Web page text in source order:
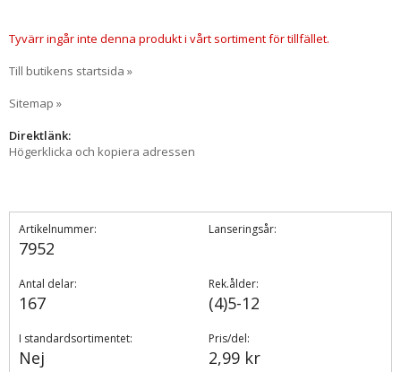
Tyvärr ingår inte denna produkt i vårt sortiment för tillfället.
Till butikens startsida »
Sitemap »
Direktlänk:
Högerklicka och kopiera adressen
Artikelnummer:
7952
Lanseringsår:
Antal delar:
167
Rek.ålder:
(4)5-12
I standardsortimentet:
Nej
Pris/del:
2,99 kr